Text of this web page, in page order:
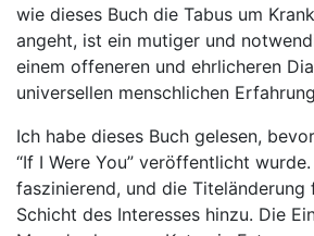
wie dieses Buch die Tabus um
angeht, ist ein mutiger und
einem offeneren und ehrlicheren
universellen menschlichen
Ich habe dieses Buch gelesen,
“If I Were You” veröffentlicht
faszinierend, und die Titeländerung
Schicht des Interesses hinzu. Die